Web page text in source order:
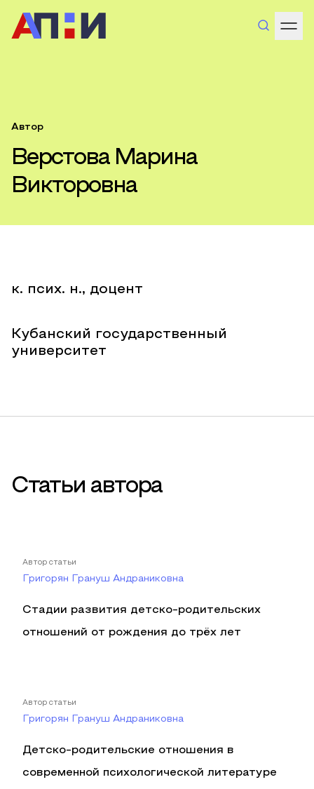
Автор
Верстова Марина
Викторовна
к. псих. н., доцент
Кубанский государственный
университет
Статьи автора
Автор статьи
Григорян Грануш Андраниковна
Стадии развития детско-родительских
отношений от рождения до трёх лет
Автор статьи
Григорян Грануш Андраниковна
Детско-родительские отношения в
современной психологической литературе